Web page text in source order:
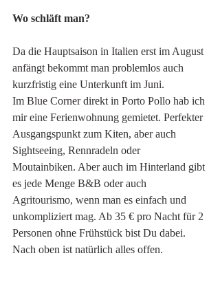
Wo schläft man?
Da die Hauptsaison in Italien erst im August
anfängt bekommt man problemlos auch
kurzfristig eine Unterkunft im Juni.
Im Blue Corner direkt in Porto Pollo hab ich
mir eine Ferienwohnung gemietet. Perfekter
Ausgangspunkt zum Kiten, aber auch
Sightseeing, Rennradeln oder
Moutainbiken. Aber auch im Hinterland gibt
es jede Menge B&B oder auch
Agritourismo, wenn man es einfach und
unkompliziert mag. Ab 35 € pro Nacht für 2
Personen ohne Frühstück bist Du dabei.
Nach oben ist natürlich alles offen.